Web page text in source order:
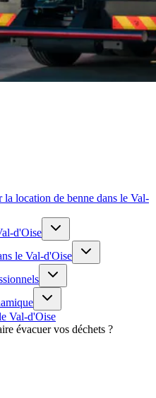
location de benne dans le Val-
d'Oise
le Val-d'Oise
Val-d'Oise
évacuer vos déchets ?